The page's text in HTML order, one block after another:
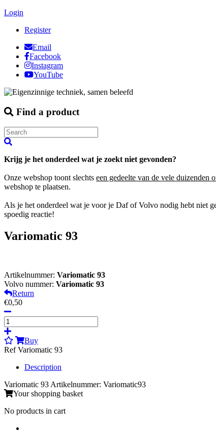
Login
Register
Email
Facebook
Instagram
YouTube
Find a product
Krijg je het onderdeel wat je zoekt niet gevonden?
Onze webshop toont slechts een gedeelte van de vele duizenden
webshop te plaatsen.
Als je het onderdeel wat je voor je Daf of Volvo nodig hebt niet
spoedig reactie!
Variomatic 93
Artikelnummer: Variomatic 93
Volvo nummer: Variomatic 93
Return
€0,50
Buy
Ref Variomatic 93
Description
Variomatic 93 Artikelnummer: Variomatic93
Your shopping basket
No products in cart